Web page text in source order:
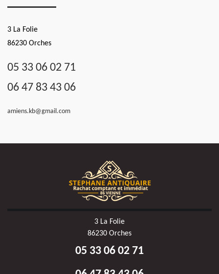
3 La Folie
86230 Orches
05 33 06 02 71
06 47 83 43 06
amiens.kb@gmail.com
3 La Folie
86230 Orches
05 33 06 02 71